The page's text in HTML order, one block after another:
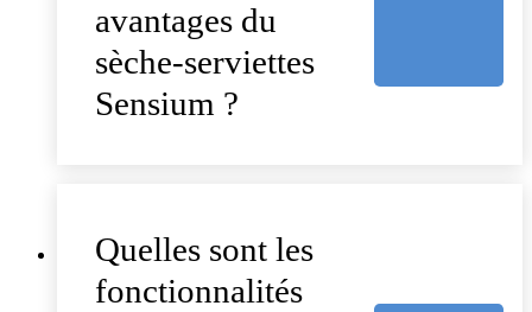
avantages du
sèche-serviettes
Sensium ?
Quelles sont les
fonctionnalités